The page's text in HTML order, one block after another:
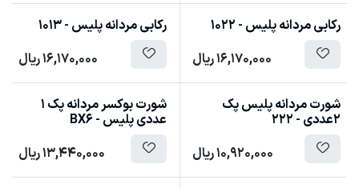
رکابی مردانه پلیس - 1022
16,170,000ریال
رکابی مردانه پلیس - 1013
16,170,000ریال
شورت مردانه پلیس پک
2عددی - 222
10,920,000ریال
شورت بوکسر مردانه پک 1
عددی پلیس - BX6
13,440,000ریال